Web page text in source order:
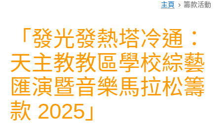
主頁 籌款活動
「發光發熱塔冷通：
天主教教區學校綜藝
匯演暨音樂馬拉松籌
款 2025」